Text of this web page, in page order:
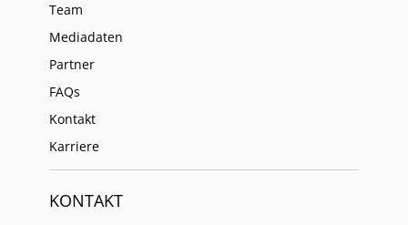
Team
Mediadaten
Partner
FAQs
Kontakt
Karriere
KONTAKT